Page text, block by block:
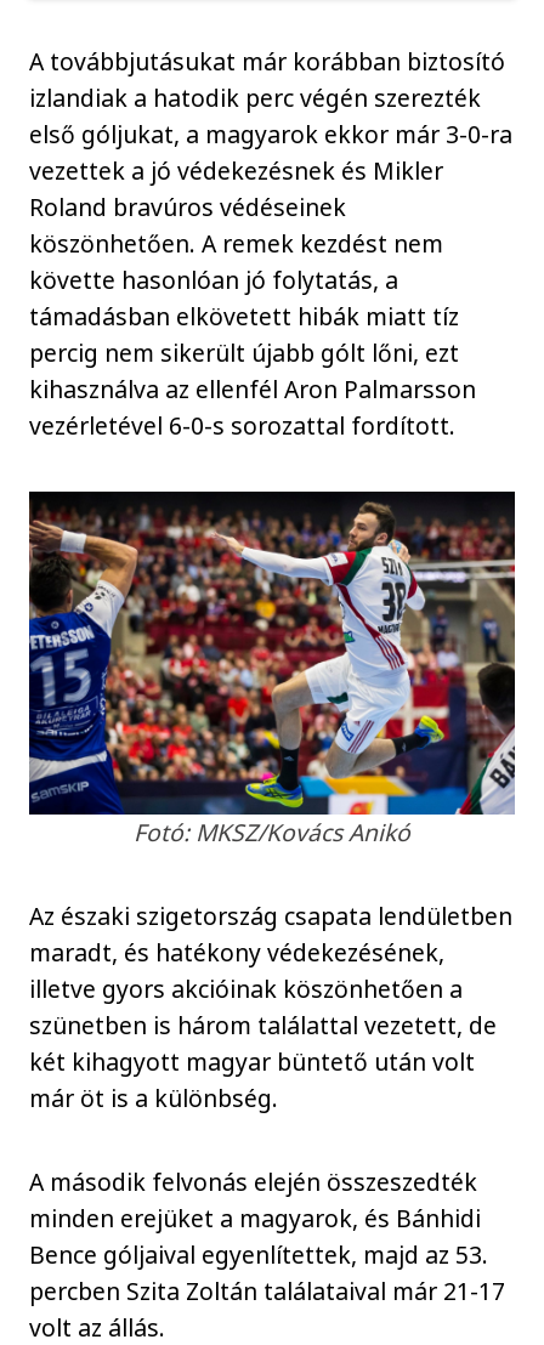
A továbbjutásukat már korábban biztosító
izlandiak a hatodik perc végén szerezték
első góljukat, a magyarok ekkor már 3-0-ra
vezettek a jó védekezésnek és Mikler
Roland bravúros védéseinek
köszönhetően. A remek kezdést nem
követte hasonlóan jó folytatás, a
támadásban elkövetett hibák miatt tíz
percig nem sikerült újabb gólt lőni, ezt
kihasználva az ellenfél Aron Palmarsson
vezérletével 6-0-s sorozattal fordított.
Fotó: MKSZ/Kovács Anikó
Az északi szigetország csapata lendületben
maradt, és hatékony védekezésének,
illetve gyors akcióinak köszönhetően a
szünetben is három találattal vezetett, de
két kihagyott magyar büntető után volt
már öt is a különbség.
A második felvonás elején összeszedték
minden erejüket a magyarok, és Bánhidi
Bence góljaival egyenlítettek, majd az 53.
percben Szita Zoltán találataival már 21-17
volt az állás.